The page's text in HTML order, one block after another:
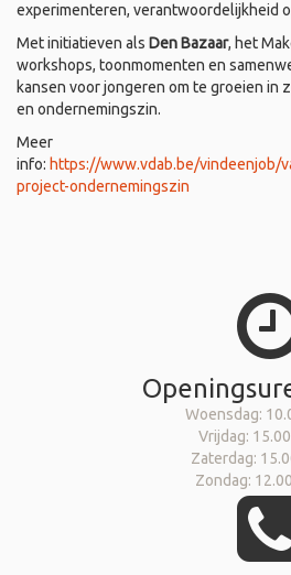
experimenteren, verantwoordelijkheid
Met initiatieven als Den Bazaar, het
workshops, toonmomenten en
kansen voor jongeren om te groeien
en ondernemingszin.
Meer
info: https://www.vdab.be/vindeenjob/
project-ondernemingszin
Woensdag:
Vrijdag:
Zaterdag:
Zondag: